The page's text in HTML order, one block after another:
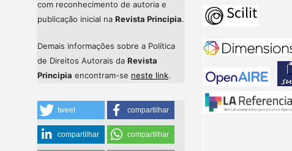
com reconhecimento de autoria e
publicação inicial na Revista Principia.
Demais informações sobre a Política
de Direitos Autorais da Revista
Principia encontram-se neste link.
tweet compartilhar
compartilhar compartilhar